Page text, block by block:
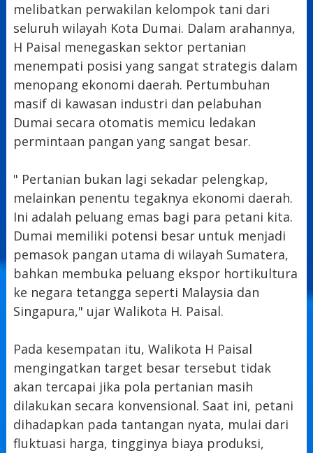
melibatkan perwakilan kelompok tani dari
seluruh wilayah Kota Dumai. Dalam arahannya,
H Paisal menegaskan sektor pertanian
menempati posisi yang sangat strategis dalam
menopang ekonomi daerah. Pertumbuhan
masif di kawasan industri dan pelabuhan
Dumai secara otomatis memicu ledakan
permintaan pangan yang sangat besar.
" Pertanian bukan lagi sekadar pelengkap,
melainkan penentu tegaknya ekonomi daerah.
Ini adalah peluang emas bagi para petani kita.
Dumai memiliki potensi besar untuk menjadi
pemasok pangan utama di wilayah Sumatera,
bahkan membuka peluang ekspor hortikultura
ke negara tetangga seperti Malaysia dan
Singapura," ujar Walikota H. Paisal.
Pada kesempatan itu, Walikota H Paisal
mengingatkan target besar tersebut tidak
akan tercapai jika pola pertanian masih
dilakukan secara konvensional. Saat ini, petani
dihadapkan pada tantangan nyata, mulai dari
fluktuasi harga, tingginya biaya produksi,